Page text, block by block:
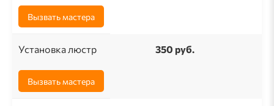
Вызвать мастера
Установка люстр 350 руб.
Вызвать мастера